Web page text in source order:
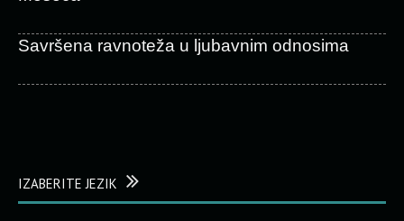
Savršena ravnoteža u ljubavnim odnosima
IZABERITE JEZIK